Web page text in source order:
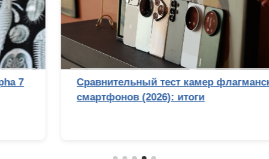
Сравнительный тест камер флагманских
смартфонов (2026): итоги